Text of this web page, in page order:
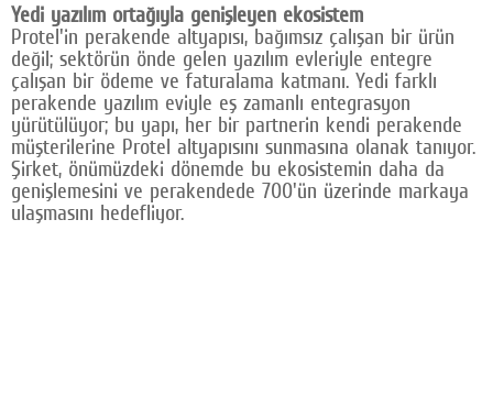
Yedi yazılım ortağıyla genişleyen ekosistem
Protel'in perakende altyapısı, bağımsız çalışan bir ürün
değil; sektörün önde gelen yazılım evleriyle entegre
çalışan bir ödeme ve faturalama katmanı. Yedi farklı
perakende yazılım eviyle eş zamanlı entegrasyon
yürütülüyor; bu yapı, her bir partnerin kendi perakende
müşterilerine Protel altyapısını sunmasına olanak tanıyor.
Şirket, önümüzdeki dönemde bu ekosistemin daha da
genişlemesini ve perakendede 700'ün üzerinde markaya
ulaşmasını hedefliyor.